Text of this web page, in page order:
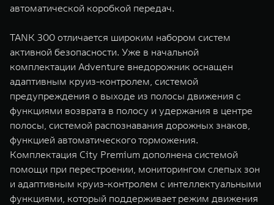
автоматической коробкой передач.
TANK 300 отличается широким набором систем
активной безопасности. Уже в начальной
комплектации Adventure внедорожник оснащен
адаптивным круиз-контролем, системой
предупреждения о выходе из полосы движения с
функциями возврата в полосу и удержания в центре
полосы, системой распознавания дорожных знаков,
функцией автоматического торможения.
Комплектация City Premium дополнена системой
помощи при перестроении, мониторингом слепых зон
и адаптивным круиз-контролем с интеллектуальными
функциями, который поддерживает режим движения